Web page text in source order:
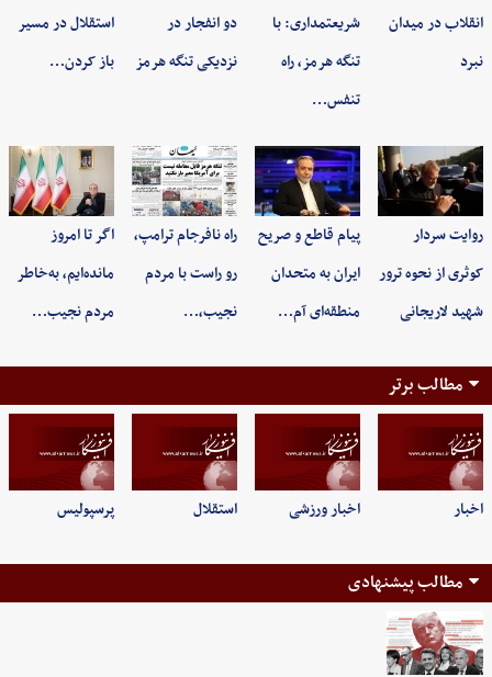
انقلاب در میدان
نبرد
شریعتمداری: با
تنگه هرمز، راه
تنفس…
دو انفجار در
نزدیکی تنگه هرمز
استقلال در مسیر
باز کردن…
روایت سردار
کوثری از نحوه ترور
شهید لاریجانی
پیام قاطع و صریح
ایران به متحدان
منطقه‌ای آم…
راه نافرجام ترامپ،
رو راست با مردم
نجیب،…
اگر تا امروز
مانده‌ایم، به‌خاطر
مردم نجیب…
مطالب برتر
اخبار اخبار ورزشی استقلال پرسپولیس
مطالب پیشنهادی